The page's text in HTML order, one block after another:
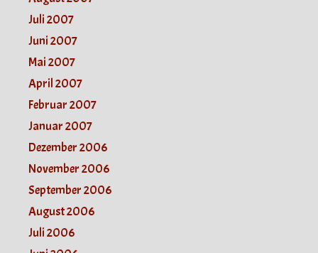
Juli 2007
Juni 2007
Mai 2007
April 2007
Februar 2007
Januar 2007
Dezember 2006
November 2006
September 2006
August 2006
Juli 2006